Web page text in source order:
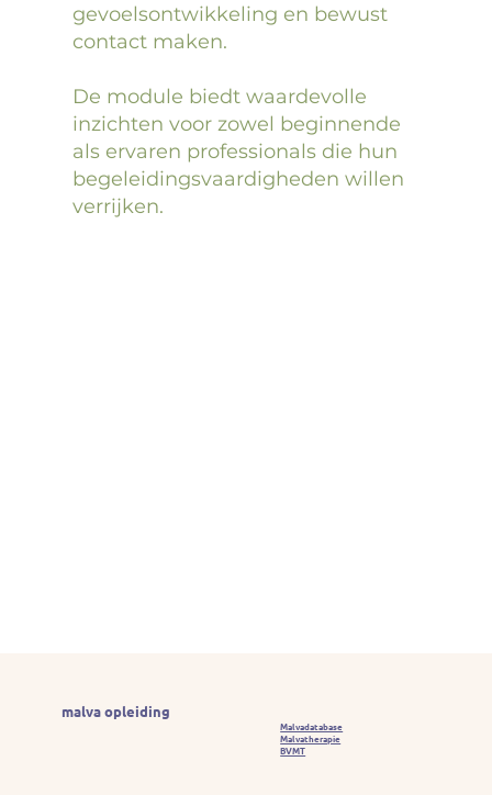
gevoelsontwikkeling en bewust
contact maken.
De module biedt waardevolle
inzichten voor zowel beginnende
als ervaren professionals die hun
begeleidingsvaardigheden willen
verrijken.
malva opleiding
Malvadatabase
Malvatherapie
BVMT